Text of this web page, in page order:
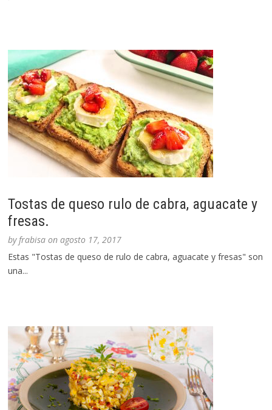
Tostas de queso rulo de cabra, aguacate y
fresas.
byfrabisa onagosto 17, 2017
Estas "Tostas de queso de rulo de cabra, aguacate y fresas" son
una...